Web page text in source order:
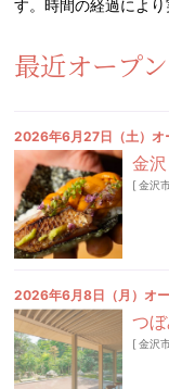
す。時間の経過により
最近オープ
2026年6月27日（土）オ
金
[金沢
2026年6月8日（月）オ
つ
[金沢